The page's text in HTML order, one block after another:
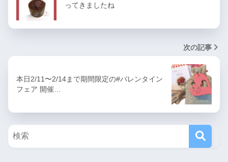
ってきましたね
次の記事
本日2/11〜2/14まで期間限定の#バレンタイン
フェア 開催…